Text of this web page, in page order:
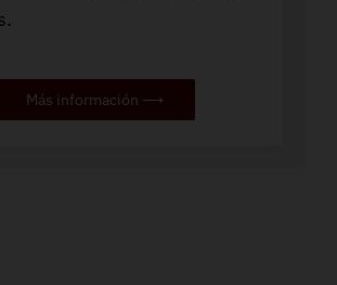
Más información ⟶